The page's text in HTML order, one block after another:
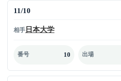
11/10
相手 日本大学
番号 10 出場